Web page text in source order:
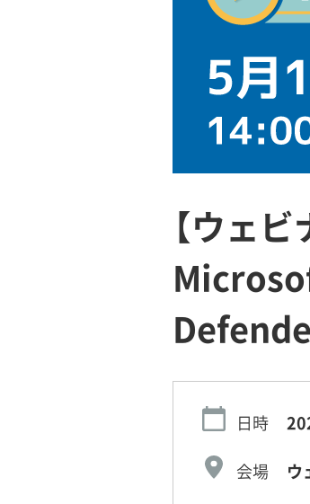
【ウェ
日時
会場
ウ